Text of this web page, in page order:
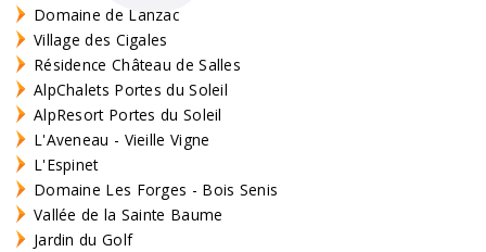
Domaine de Lanzac
Village des Cigales
Résidence Château de Salles
AlpChalets Portes du Soleil
AlpResort Portes du Soleil
L'Aveneau - Vieille Vigne
L'Espinet
Domaine Les Forges - Bois Senis
Vallée de la Sainte Baume
Jardin du Golf